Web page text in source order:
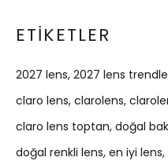
ETIKETLER
2027 lens 2027 lens
claro lens clarolens
claro lens toptan doğal
doğal renkli lens en iyi lens